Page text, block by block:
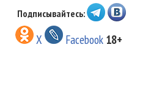
к основному
Подписывайтесь:
X Facebook 18+